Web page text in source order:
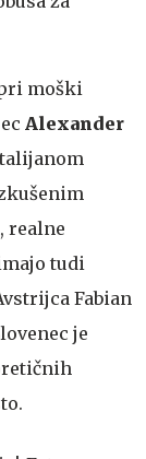
moški
Alexander
realne
tudi
Fabian
je